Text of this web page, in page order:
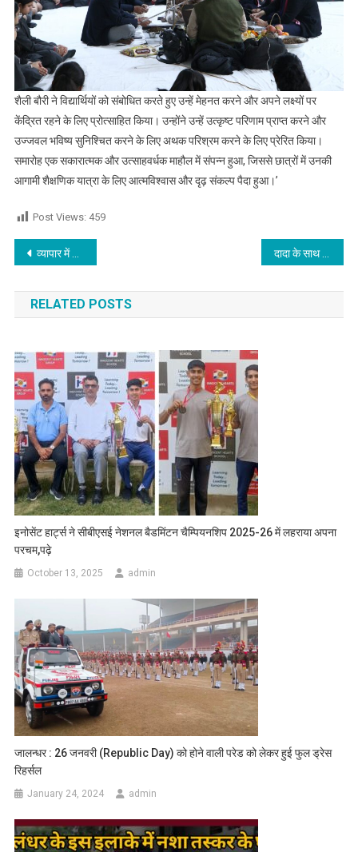
शैली बौरी ने विद्यार्थियों को संबोधित करते हुए उन्हें मेहनत करने और अपने लक्ष्यों पर
केंद्रित रहने के लिए प्रोत्साहित किया। उन्होंने उन्हें उत्कृष्ट परिणाम प्राप्त करने और
उज्जवल भविष्य सुनिश्चित करने के लिए अथक परिश्रम करने के लिए प्रेरित किया।
समारोह एक सकारात्मक और उत्साहवर्धक माहौल में संपन्न हुआ, जिससे छात्रों में उनकी
आगामी शैक्षणिक यात्रा के लिए आत्मविश्वास और दृढ़ संकल्प पैदा हुआ।’
Post Views: 459
Post navigation
व्यापार में नए प्रयोग लाभकारी सिद्ध होंगे,अपने मन को इधर उधर न भटकने दे,यात्रा में सजग एवं सावधान रहे,जाने आज का राशिफल दादा के साथ मोटरसाईकिल पर जा रही 7 वर्षीय पोती आई डोर की चपेट में आई
RELATED POSTS
इनोसेंट हार्ट्स ने सीबीएसई नेशनल बैडमिंटन चैम्पियनशिप 2025-26 में लहराया अपना
परचम,पढ़े
October 13, 2025 admin
जालन्धर : 26 जनवरी (Republic Day) को होने वाली परेड को लेकर हुई फुल ड्रेस
रिहर्सल
January 24, 2024 admin